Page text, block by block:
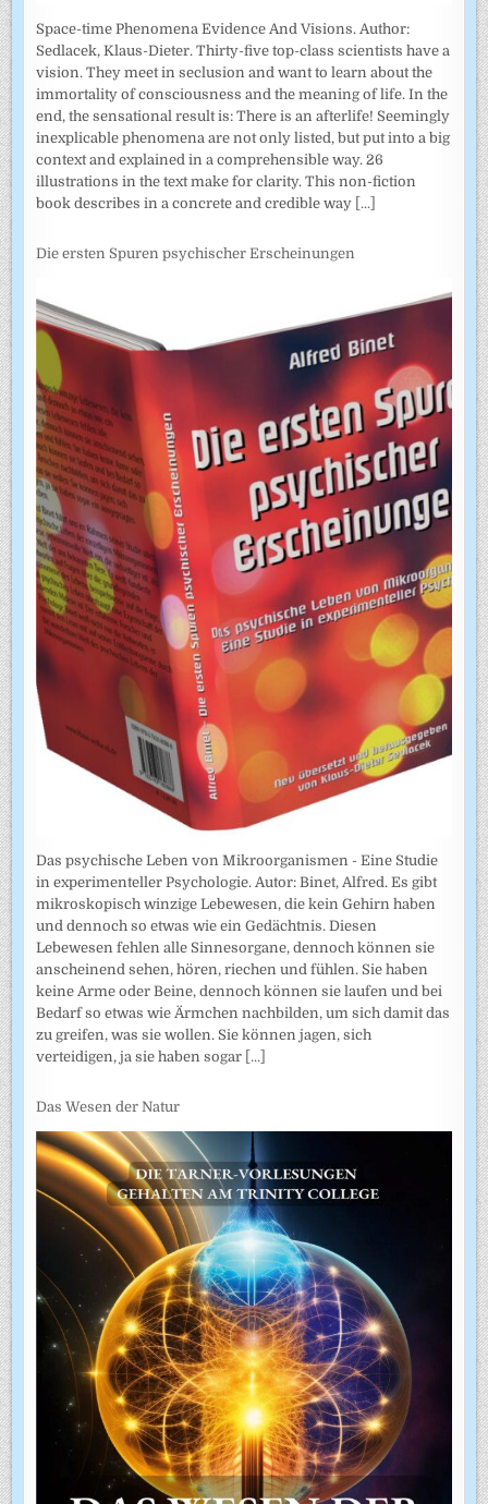
Space-time Phenomena Evidence And Visions. Author:
Sedlacek, Klaus-Dieter. Thirty-five top-class scientists have a
vision. They meet in seclusion and want to learn about the
immortality of consciousness and the meaning of life. In the
end, the sensational result is: There is an afterlife! Seemingly
inexplicable phenomena are not only listed, but put into a big
context and explained in a comprehensible way. 26
illustrations in the text make for clarity. This non-fiction
book describes in a concrete and credible way [...]
Die ersten Spuren psychischer Erscheinungen
Das psychische Leben von Mikroorganismen - Eine Studie
in experimenteller Psychologie. Autor: Binet, Alfred. Es gibt
mikroskopisch winzige Lebewesen, die kein Gehirn haben
und dennoch so etwas wie ein Gedächtnis. Diesen
Lebewesen fehlen alle Sinnesorgane, dennoch können sie
anscheinend sehen, hören, riechen und fühlen. Sie haben
keine Arme oder Beine, dennoch können sie laufen und bei
Bedarf so etwas wie Ärmchen nachbilden, um sich damit das
zu greifen, was sie wollen. Sie können jagen, sich
verteidigen, ja sie haben sogar [...]
Das Wesen der Natur